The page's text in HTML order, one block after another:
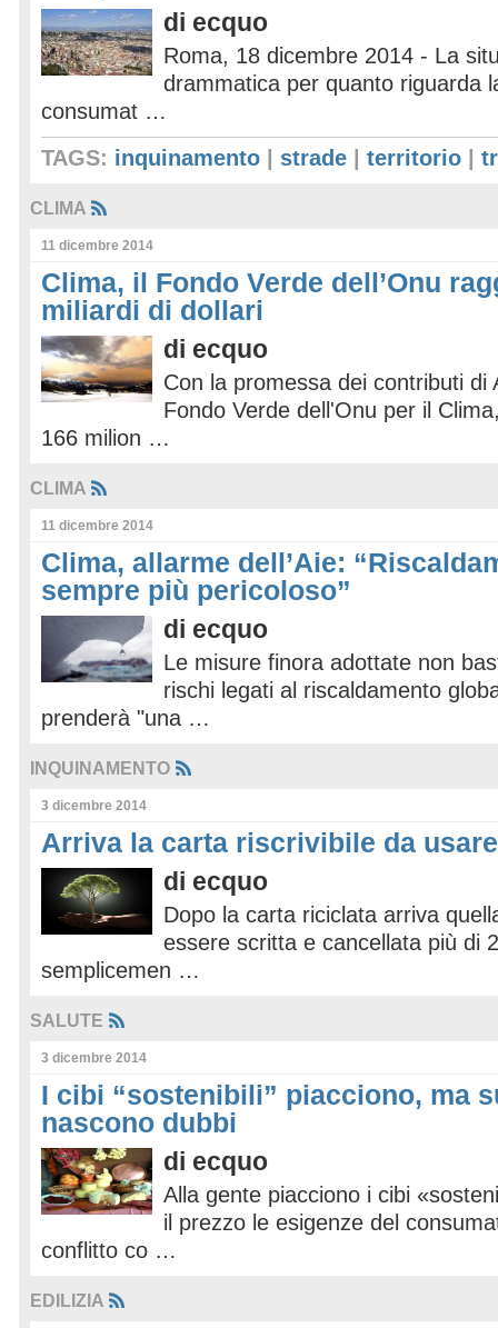
di ecquo
Roma, 18 dicembre 2014 - La
drammatica per quanto riguarda
consumat …
TAGS: inquinamento strade territorio
CLIMA
11 dicembre 2014
Clima, il Fondo Verde dell’Onu
miliardi di dollari
di ecquo
Con la promessa dei contributi di
Fondo Verde dell'Onu per il
166 milion …
CLIMA
11 dicembre 2014
Clima, allarme dell’Aie:
sempre più pericoloso”
di ecquo
Le misure finora adottate non
rischi legati al riscaldamento
prenderà "una …
INQUINAMENTO
3 dicembre 2014
Arriva la carta riscrivibile da
di ecquo
Dopo la carta riciclata arriva
essere scritta e cancellata più di
semplicemen …
SALUTE
3 dicembre 2014
I cibi “sostenibili” piacciono, ma
nascono dubbi
di ecquo
Alla gente piacciono i cibi
il prezzo le esigenze del
conflitto co …
EDILIZIA